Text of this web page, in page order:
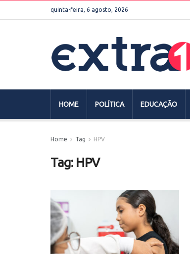
quinta-feira, 6 agosto, 2026
HOME POLÍTICA EDUCAÇÃO
Home Tag HPV
Tag: HPV